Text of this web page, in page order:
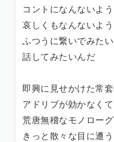
コントになんないよ
哀しくもなんないよ
ふつうに繋いでみた
話してみたいんだ
即興に見せかけた常
アドリブが効かなくて
荒唐無稽なモノロー
きっと散々な目に遭う